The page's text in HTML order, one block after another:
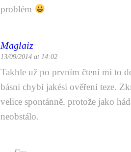
problém
Maglaiz
13/09/2014 at 14:02
Takhle už po prvním čtení mi to
básni chybí jakési ověření teze.
velice spontánně, protože jako
neobstálo.